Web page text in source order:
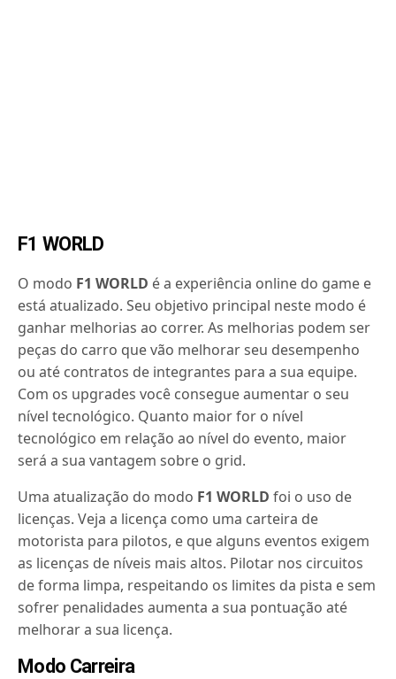
F1 WORLD
O modo F1 WORLD é a experiência online do game e
está atualizado. Seu objetivo principal neste modo é
ganhar melhorias ao correr. As melhorias podem ser
peças do carro que vão melhorar seu desempenho
ou até contratos de integrantes para a sua equipe.
Com os upgrades você consegue aumentar o seu
nível tecnológico. Quanto maior for o nível
tecnológico em relação ao nível do evento, maior
será a sua vantagem sobre o grid.
Uma atualização do modo F1 WORLD foi o uso de
licenças. Veja a licença como uma carteira de
motorista para pilotos, e que alguns eventos exigem
as licenças de níveis mais altos. Pilotar nos circuitos
de forma limpa, respeitando os limites da pista e sem
sofrer penalidades aumenta a sua pontuação até
melhorar a sua licença.
Modo Carreira